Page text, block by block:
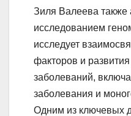
Зиля Валеева также
исследованием
исследует
факторов и
заболеваний,
заболевания и
Одним из ключевых